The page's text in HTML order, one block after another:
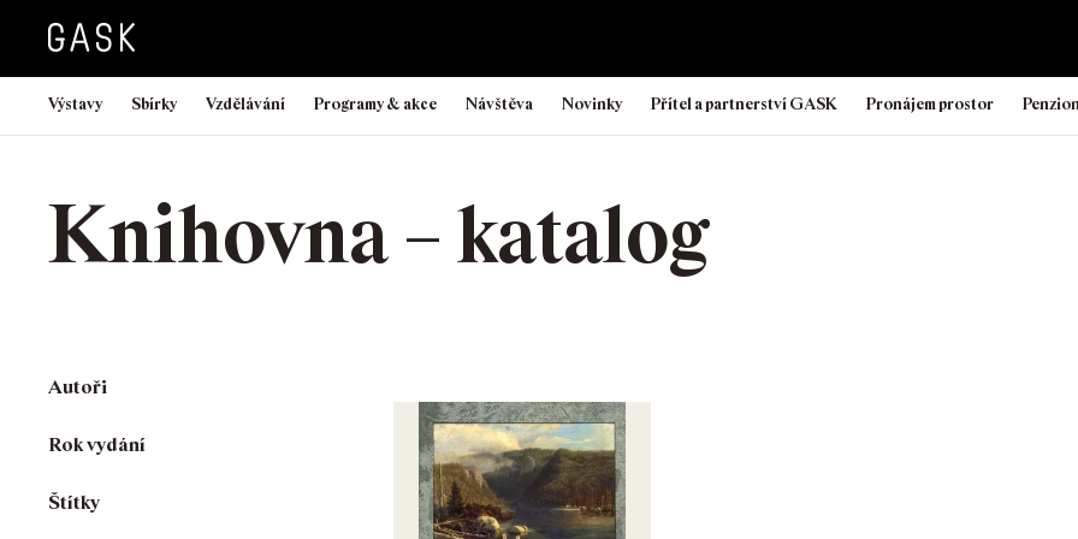
Výstavy Sbírky Vzdělávání Programy & akce Návštěva Novinky Přítel a partnerství GASK Pronájem prostor
Knihovna – katalog
Autoři
Rok vydání
Štítky